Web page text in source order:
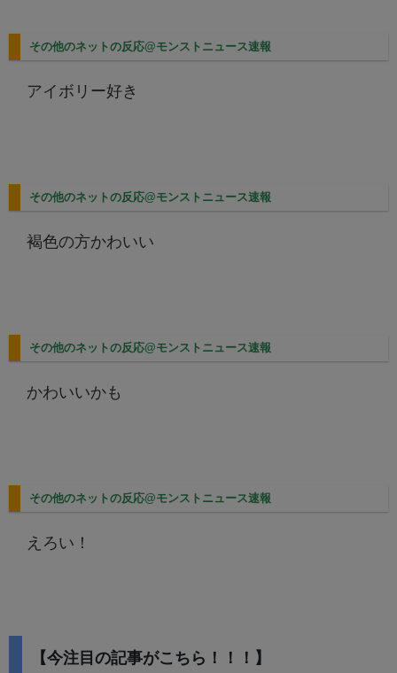
その他のネットの反応@モンストニュース速報
アイボリー好き
その他のネットの反応@モンストニュース速報
褐色の方かわいい
その他のネットの反応@モンストニュース速報
かわいいかも
その他のネットの反応@モンストニュース速報
えろい！
【今注目の記事がこちら！！！】